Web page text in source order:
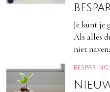
Je kunt je
Als alles
niet